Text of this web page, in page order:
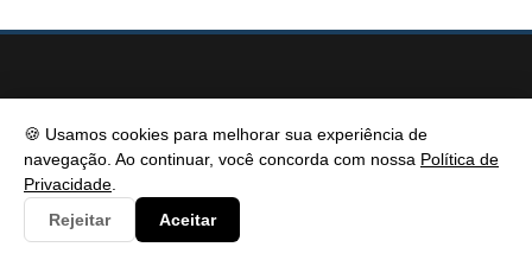
🍪 Usamos cookies para melhorar sua experiência de
navegação. Ao continuar, você concorda com nossa Política de
Privacidade
Rejeitar
Aceitar
PSICOPEDAGOGIA